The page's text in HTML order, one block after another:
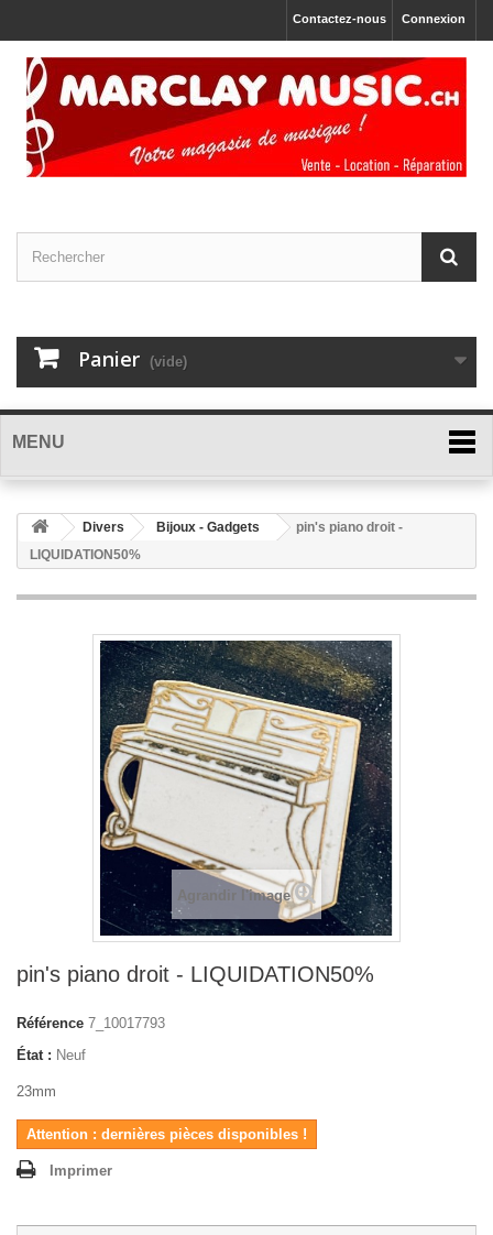
Connexion
Contactez-nous
Panier (vide)
MENU
Divers Bijoux - Gadgets
pin's piano droit -
LIQUIDATION50%
Agrandir l'image
pin's piano droit - LIQUIDATION50%
Référence 7_10017793
État : Neuf
23mm
Attention : dernières pièces disponibles !
Imprimer